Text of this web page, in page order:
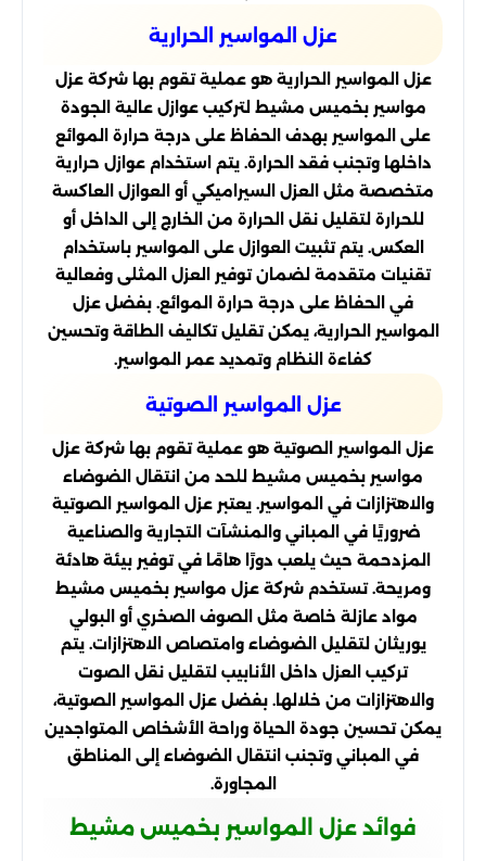
عزل المواسير الحرارية
عزل المواسير الحرارية هو عملية تقوم بها شركة عزل
مواسير بخميس مشيط لتركيب عوازل عالية الجودة
على المواسير بهدف الحفاظ على درجة حرارة الموائع
داخلها وتجنب فقد الحرارة. يتم استخدام عوازل حرارية
متخصصة مثل العزل السيراميكي أو العوازل العاكسة
للحرارة لتقليل نقل الحرارة من الخارج إلى الداخل أو
العكس. يتم تثبيت العوازل على المواسير باستخدام
تقنيات متقدمة لضمان توفير العزل المثلى وفعالية
في الحفاظ على درجة حرارة الموائع. بفضل عزل
المواسير الحرارية، يمكن تقليل تكاليف الطاقة وتحسين
كفاءة النظام وتمديد عمر المواسير.
عزل المواسير الصوتية
عزل المواسير الصوتية هو عملية تقوم بها شركة عزل
مواسير بخميس مشيط للحد من انتقال الضوضاء
والاهتزازات في المواسير. يعتبر عزل المواسير الصوتية
ضروريًا في المباني والمنشآت التجارية والصناعية
المزدحمة حيث يلعب دورًا هامًا في توفير بيئة هادئة
ومريحة. تستخدم شركة عزل مواسير بخميس مشيط
مواد عازلة خاصة مثل الصوف الصخري أو البولي
يوريثان لتقليل الضوضاء وامتصاص الاهتزازات. يتم
تركيب العزل داخل الأنابيب لتقليل نقل الصوت
والاهتزازات من خلالها. بفضل عزل المواسير الصوتية،
يمكن تحسين جودة الحياة وراحة الأشخاص المتواجدين
في المباني وتجنب انتقال الضوضاء إلى المناطق
المجاورة.
فوائد عزل المواسير بخميس مشيط